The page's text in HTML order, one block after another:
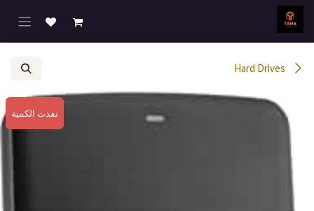
تخطي للذهاب إلى المحتوى
نفدت الكمية